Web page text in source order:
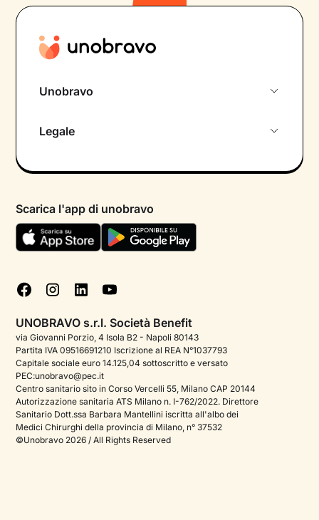
Unobravo
Psicologo in chat
Aiuto urgente
FAQ
Podcast di psicologia
Corporate
Psicologo italiano all'estero
Approfondimenti sulla salute mentale
Sala stampa
Legale
Termini e condizioni
Informativa Privacy
Cookie policy
Gestisci cookie
Scarica l'app di unobravo
UNOBRAVO s.r.l. Società Benefit
via Giovanni Porzio, 4 Isola B2 - Napoli 80143
Partita IVA 09516691210 Iscrizione al REA N°1037793
Capitale sociale euro 14.125,04 sottoscritto e versato
PEC:unobravo@pec.it
Centro sanitario sito in Corso Vercelli 55, Milano CAP 20144
Autorizzazione sanitaria ATS Milano n. I-762/2022. Direttore
Sanitario Dott.ssa Barbara Mantellini iscritta all'albo dei
Medici Chirurghi della provincia di Milano, n° 37532
©Unobravo 2026 / All Rights Reserved